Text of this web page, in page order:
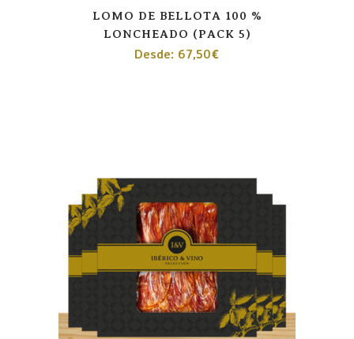
LOMO DE BELLOTA 100 %
LONCHEADO (PACK 5)
Desde: 67,50€